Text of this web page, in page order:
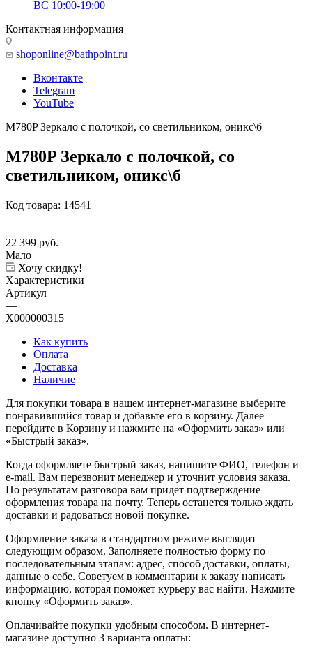
ВС 10:00-19:00
Контактная информация
shoponline@bathpoint.ru
Вконтакте
Telegram
YouTube
M780P Зеркало с полочкой, со светильником, оникс\б
M780P Зеркало с полочкой, со
светильником, оникс\б
Код товара: 14541
22 399 руб.
Мало
Хочу скидку!
Характеристики
Артикул
—
X000000315
Как купить
Оплата
Доставка
Наличие
Для покупки товара в нашем интернет-магазине выберите
понравившийся товар и добавьте его в корзину. Далее
перейдите в Корзину и нажмите на «Оформить заказ» или
«Быстрый заказ».
Когда оформляете быстрый заказ, напишите ФИО, телефон и
e-mail. Вам перезвонит менеджер и уточнит условия заказа.
По результатам разговора вам придет подтверждение
оформления товара на почту. Теперь останется только ждать
доставки и радоваться новой покупке.
Оформление заказа в стандартном режиме выглядит
следующим образом. Заполняете полностью форму по
последовательным этапам: адрес, способ доставки, оплаты,
данные о себе. Советуем в комментарии к заказу написать
информацию, которая поможет курьеру вас найти. Нажмите
кнопку «Оформить заказ».
Оплачивайте покупки удобным способом. В интернет-
магазине доступно 3 варианта оплаты: